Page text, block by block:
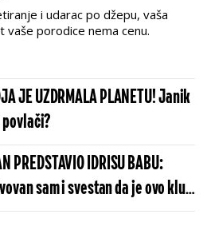
i udarac po džepu, vaša
porodice nema cenu.
JE UZDRMALA PLANETU! Janik
PREDSTAVIO IDRISU BABU:
sam i svestan da je ovo klub
istorijom"